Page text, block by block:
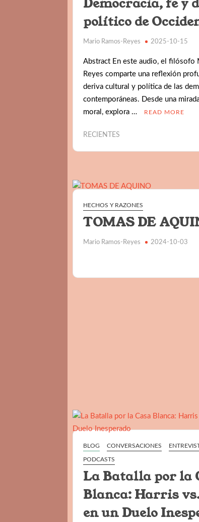
político de
Mario Ramos-Reyes 2025-10-15
Abstract En este audio, el filósofo
Reyes comparte una reflexión
deriva cultural y política de las
contemporáneas. Desde una
moral, explora …
READ MORE
RECIENTES
HECHOS Y RAZONES
TOMAS DE
Mario Ramos-Reyes 2024-10-03
BLOG CONVERSACIONES
PODCASTS
La Batalla por la
Blanca: Harris
en un Duelo